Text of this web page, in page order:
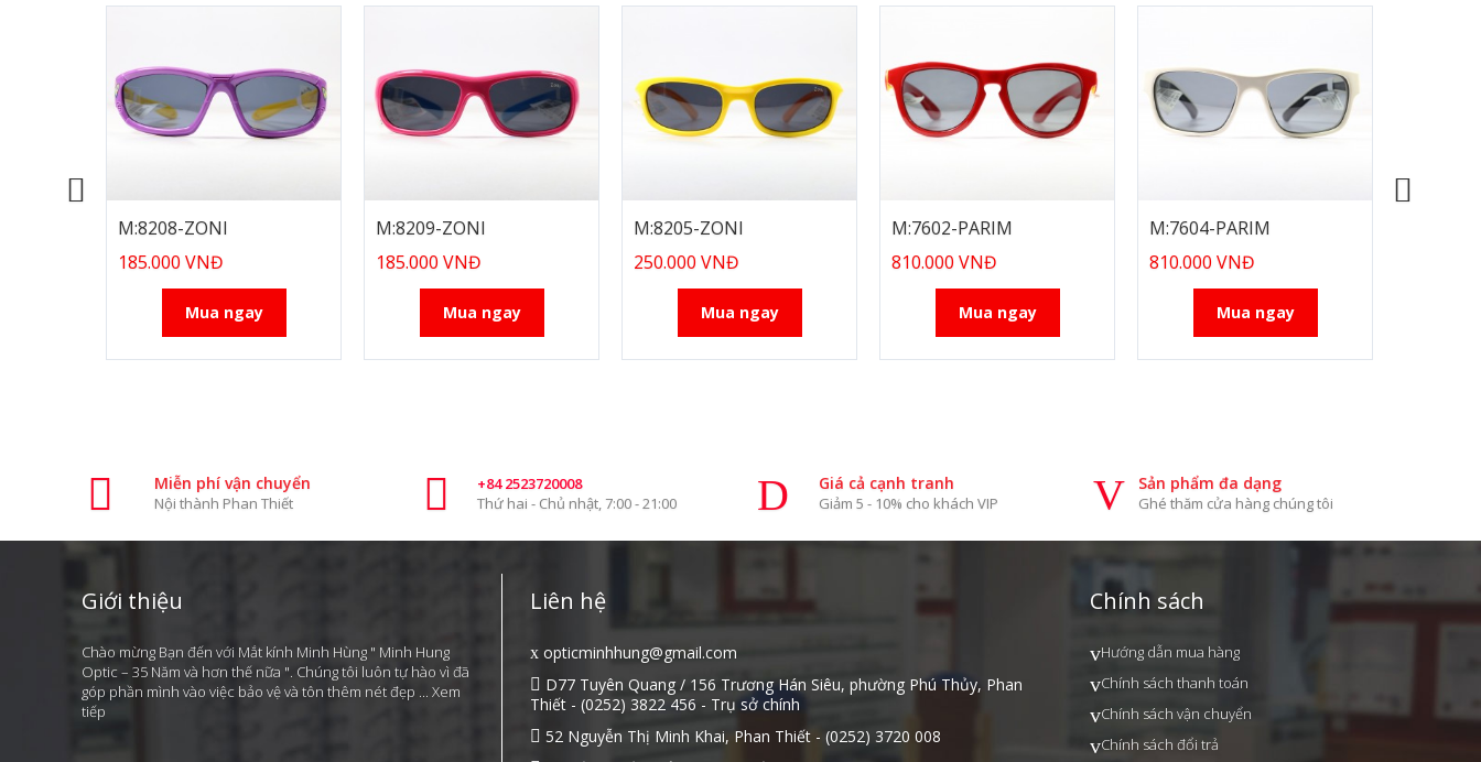
M:8208-ZONI
185.000 VNĐ
Mua ngay
M:8209-ZONI
185.000 VNĐ
Mua ngay
M:8205-ZONI
250.000 VNĐ
Mua ngay
M:7602-PARIM
810.000 VNĐ
Mua ngay
M:7604-PARIM
810.000 VNĐ
Mua ngay
Miễn phí vận chuyển
Nội thành Phan Thiết
+84 2523720008
Thứ hai - Chủ nhật, 7:00 - 21:00
Giá cả cạnh tranh
Giảm 5 - 10% cho khách VIP
Sản phẩm đa dạng
Ghé thăm cửa hàng chúng tôi
Giới thiệu
Chào mừng Bạn đến với Mắt kính Minh Hùng " Minh Hung
Optic – 35 Năm và hơn thế nữa ". Chúng tôi luôn tự hào vì đã
góp phần mình vào việc bảo vệ và tôn thêm nét đẹp ...Xem
tiếp
Liên hệ
opticminhhung@gmail.com
D77 Tuyên Quang / 156 Trương Hán Siêu, phường Phú Thủy, Phan
Thiết - (0252) 3822 456 - Trụ sở chính
52 Nguyễn Thị Minh Khai, Phan Thiết - (0252) 3720 008
Chính sách
Hướng dẫn mua hàng
Chính sách thanh toán
Chính sách vận chuyển
Chính sách đổi trả